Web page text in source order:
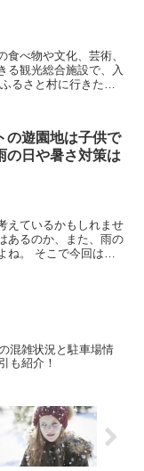
べ物や文化、芸術、
る観光総合施設で、入
の遊園地は子供で
の日や暑さ対策は
えているかもしれませ
あるのか、また、雨の
回は、
混雑状況と駐車場情
も紹介！